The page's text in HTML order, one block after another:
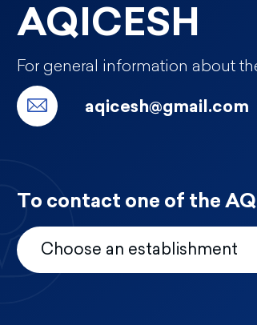
AQICESH
For general information about
aqicesh@gmail.com
To contact one of the
Choose an establishment